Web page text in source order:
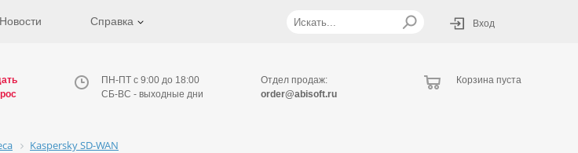
Новости Справка Вход
ПН-ПТ с 9:00 до 18:00
СБ-ВС - выходные дни
Отдел продаж:
order@abisoft.ru
Корзина пуста
Kaspersky SD-WAN